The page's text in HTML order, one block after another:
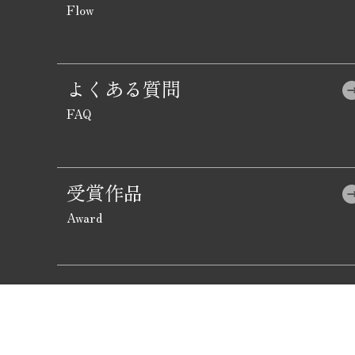
よくある質問
受賞作品